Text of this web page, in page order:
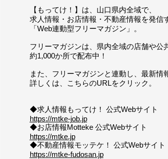
【もってけ！】は、山口県内全域で、
求人情報・お店情報・不動産情報を発信
「Web連動型フリーマガジン」。
フリーマガジンは、県内全域の店舗や公
約1,000か所で配布中！
また、フリーマガジンと連動し、最新情
詳しくは、こちらのURLをクリック。
◆求人情報もってけ！ 公式Webサイト
https://mtke-job.jp
◆お店情報Motteke 公式Webサイト
https://mtke.jp
◆不動産情報モッテケ！ 公式Webサイト
https://mtke-fudosan.jp